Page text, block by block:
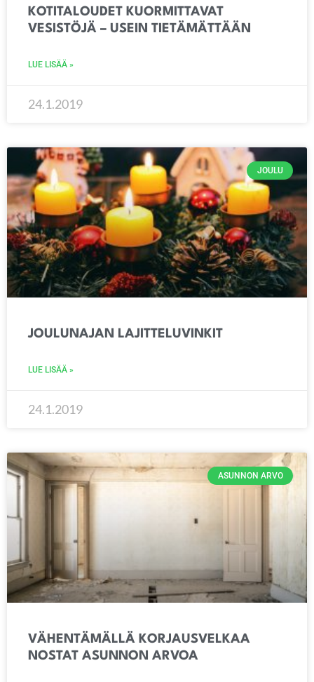
KOTITALOUDET KUORMITTAVAT
VESISTÖJÄ – USEIN TIETÄMÄTTÄÄN
LUE LISÄÄ »
24.1.2019
JOULU
JOULUNAJAN LAJITTELUVINKIT
LUE LISÄÄ »
24.1.2019
ASUNNON ARVO
VÄHENTÄMÄLLÄ KORJAUSVELKAA
NOSTAT ASUNNON ARVOA